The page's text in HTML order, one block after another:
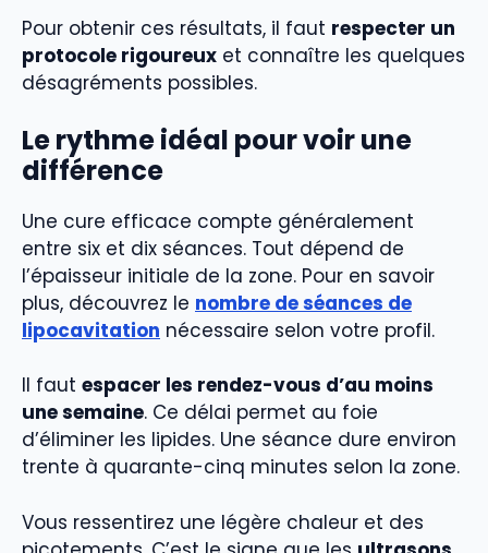
Pour obtenir ces résultats, il faut respecter un
protocole rigoureux et connaître les quelques
désagréments possibles.
Le rythme idéal pour voir une
différence
Une cure efficace compte généralement
entre six et dix séances. Tout dépend de
l’épaisseur initiale de la zone. Pour en savoir
plus, découvrez le nombre de séances de
lipocavitation nécessaire selon votre profil.
Il faut espacer les rendez-vous d’au moins
une semaine. Ce délai permet au foie
d’éliminer les lipides. Une séance dure environ
trente à quarante-cinq minutes selon la zone.
Vous ressentirez une légère chaleur et des